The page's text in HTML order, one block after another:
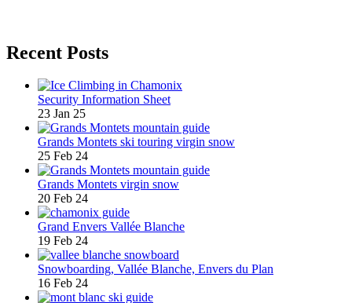
Recent Posts
Security Information Sheet
23 Jan 25
Grands Montets ski touring virgin snow
25 Feb 24
Grands Montets virgin snow
20 Feb 24
Grand Envers Vallée Blanche
19 Feb 24
Snowboarding, Vallée Blanche, Envers du Plan
16 Feb 24